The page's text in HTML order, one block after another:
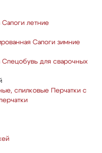
Сапоги летние
Сапоги зимние
Спецобувь для сварочных
спилковые
Перчатки с